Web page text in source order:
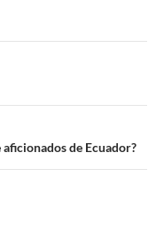
de Ecuador?